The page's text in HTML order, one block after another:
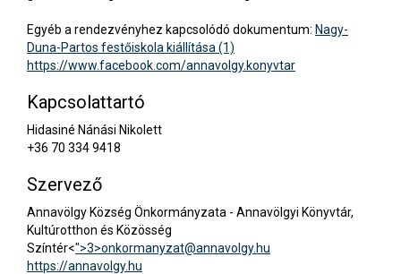
Egyéb a rendezvényhez kapcsolódó dokumentum: Nagy-
Duna-Partos festőiskola kiállítása (1)
https://www.facebook.com/annavolgy.konyvtar
Kapcsolattartó
Hidasiné Nánási Nikolett
+36 70 334 9418
Szervező
Annavölgy Község Önkormányzata - Annavölgyi Könyvtár,
Kultúrotthon és Közösség
Színtér<">3>onkormanyzat@annavolgy.hu
https://annavolgy.hu